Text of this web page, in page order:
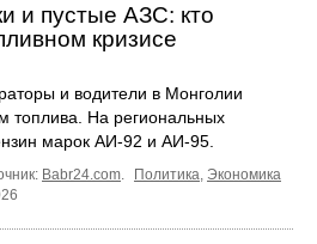
и пустые АЗС: кто
кризисе
и водители в Монголии
топлива. На региональных
марок АИ-92 и АИ-95.
Babr24.com Политика Экономика